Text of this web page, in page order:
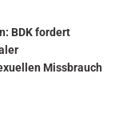
BDK fordert
Missbrauch